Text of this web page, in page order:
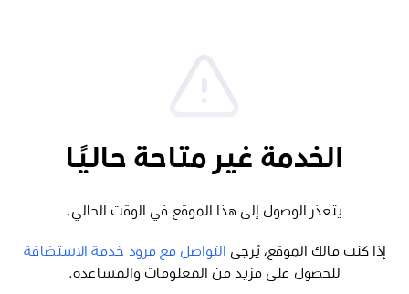
الخدمة غير متاحة حاليًا
يتعذر الوصول إلى هذا الموقع في الوقت الحالي.
إذا كنت مالك الموقع، يُرجى
التواصل مع مزود خدمة الاستضافة
للحصول على مزيد من المعلومات والمساعدة.